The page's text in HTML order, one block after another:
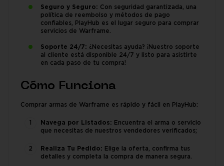
Seguro y Seguro: Con seguridad garantizada, una
política de reembolso y métodos de pago
confiables, PlayHub es el lugar seguro para comprar
servicios de Warframe.
Soporte 24/7: ¿Necesitas ayuda? ¡Nuestro soporte
al cliente está disponible 24/7 y listo para asistirte
en cada paso de tu compra!
Cómo Funciona
Comprar armas de Warframe es rápido y fácil en PlayHub:
Navega por Listados: Encuentra el arma o servicio
que necesitas de nuestros vendedores verificados;
Realiza Tu Pedido: Elige la oferta, confirma tus
detalles y completa la compra de manera segura.